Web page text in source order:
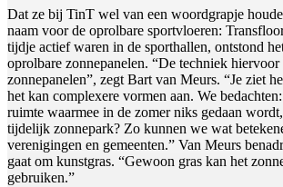
Dat ze bij TinT wel van een woordgrapje
naam voor de oprolbare sportvloeren:
tijdje actief waren in de sporthallen, ontstond
oprolbare zonnepanelen. “De techniek hiervoor
zonnepanelen”, zegt Bart van Meurs. “Je ziet
het kan complexere vormen aan. We
ruimte waarmee in de zomer niks gedaan
tijdelijk zonnepark? Zo kunnen we wat
verenigingen en gemeenten.” Van Meurs
gaat om kunstgras. “Gewoon gras kan het
gebruiken.”